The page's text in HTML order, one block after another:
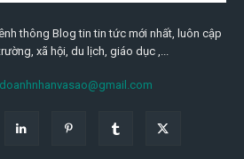
thông Blog tin tin tức mới nhất, luôn cập
xã hội, du lịch, giáo dục ,...
doanhnhanvasao@gmail.com